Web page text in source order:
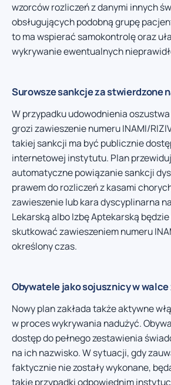
wzorców rozliczeń z danymi innych
obsługujących podobną grupę
to ma wspierać samokontrolę oraz
wykrywanie ewentualnych
Surowsze sankcje za stwierdzone
W przypadku udowodnienia
grozi zawieszenie numeru INAMI/
takiej sankcji ma być publicznie
internetowej instytutu. Plan
automatyczne powiązanie sankcji
prawem do rozliczeń z kasami
zawieszenie lub kara dyscyplinarna
Lekarską albo Izbę Aptekarską
skutkować zawieszeniem numeru
określony czas.
Obywatele jako sojusznicy w
Nowy plan zakłada także aktywne
w proces wykrywania nadużyć.
dostęp do pełnego zestawienia
na ich nazwisko. W sytuacji, gdy
faktycznie nie zostały wykonane,
takie przypadki odpowiednim